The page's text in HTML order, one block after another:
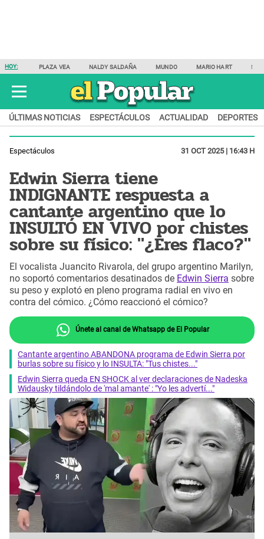
HOY: PLAZA VEA NALDY SALDAÑA MUNDO MARIO HART
ÚLTIMAS NOTICIAS ESPECTÁCULOS ACTUALIDAD DEPORTES
Espectáculos 31 OCT 2025 | 16:43 H
Edwin Sierra tiene
INDIGNANTE respuesta a
cantante argentino que lo
INSULTÓ EN VIVO por chistes
sobre su físico: "¿Eres flaco?"
El vocalista Juancito Rivarola, del grupo argentino Marilyn,
no soportó comentarios desatinados de Edwin Sierra sobre
su peso y explotó en pleno programa radial en vivo en
contra del cómico. ¿Cómo reaccionó el cómico?
Únete al canal de Whatsapp de El Popular
Cantante argentino ABANDONA programa de Edwin Sierra por
burlas sobre su físico y lo INSULTA: "Tus chistes..."
Edwin Sierra queda EN SHOCK al ver declaraciones de Nadeska
Widausky tildándolo de 'mal amante' : "Yo les advertí..."